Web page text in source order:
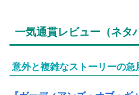
一気通貫レビュー（ネタ
意外と複雑なストーリーの急